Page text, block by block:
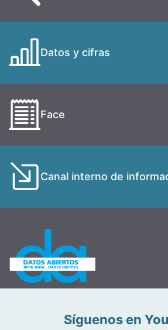
Datos y cifras
Face
Canal interno de
Síguenos en